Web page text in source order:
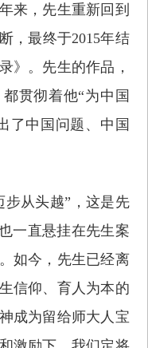
来，先生重新回到
，最终于2015年结
》。先生的作品，
贯彻着他“为中国
了中国问题、中国
步从头越”，这是先
一直悬挂在先生案
如今，先生已经离
信仰、育人为本的
成为留给师大人宝